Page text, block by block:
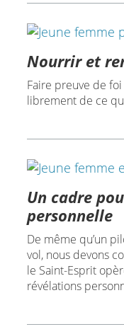
Nourrir et
Faire preuve de
librement de ce
Un cadre
personnelle
De même qu’un
vol, nous devons
le Saint-Esprit
révélations